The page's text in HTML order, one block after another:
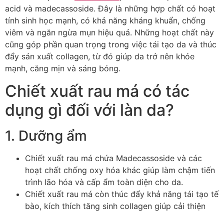
acid và madecassoside. Đây là những hợp chất có hoạt
tính sinh học mạnh, có khả năng kháng khuẩn, chống
viêm và ngăn ngừa mụn hiệu quả. Những hoạt chất này
cũng góp phần quan trọng trong việc tái tạo da và thúc
đẩy sản xuất collagen, từ đó giúp da trở nên khỏe
mạnh, căng mịn và sáng bóng.
Chiết xuất rau má có tác
dụng gì đối với làn da?
1. Dưỡng ẩm
Chiết xuất rau má chứa Madecassoside và các
hoạt chất chống oxy hóa khác giúp làm chậm tiến
trình lão hóa và cấp ẩm toàn diện cho da.
Chiết xuất rau má còn thúc đẩy khả năng tái tạo tế
bào, kích thích tăng sinh collagen giúp cải thiện